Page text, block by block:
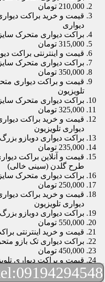
210,000 تومان
قیمت و خرید براکت
دیواری
براکت دیواری متحرک
315,000 تومان
قیمت و اینترنتی براکت
براکت دیواری متحرک
350,000 تومان
قیمت و براکت دیواری
تلویزیون
براکت دیواری متحرک
325,000 تومان
دیواری تلویزیون
براکت دیواری دوبازو بزرگ V-65
235,000 تومان
قیمت و آنلاین براکت
طرح گلدن (سینی خالی)
براکت دیواری متحرک
250,000 تومان
دیواری تلویزیون
براکت دیواری دوبازو بزرگ vb-650
550,000 تومان
قیمت و خرید اینترنتی
براکت دیواری تک بازو
450,000 تومان
قیمت و براکت دیواری
براکت دیواری مچی
165,000 تومان